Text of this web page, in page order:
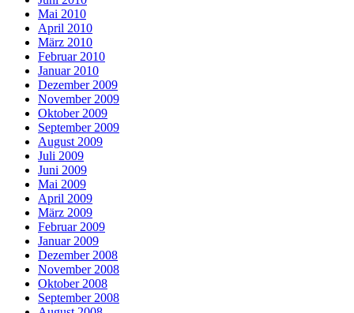
Mai 2010
April 2010
März 2010
Februar 2010
Januar 2010
Dezember 2009
November 2009
Oktober 2009
September 2009
August 2009
Juli 2009
Juni 2009
Mai 2009
April 2009
März 2009
Februar 2009
Januar 2009
Dezember 2008
November 2008
Oktober 2008
September 2008